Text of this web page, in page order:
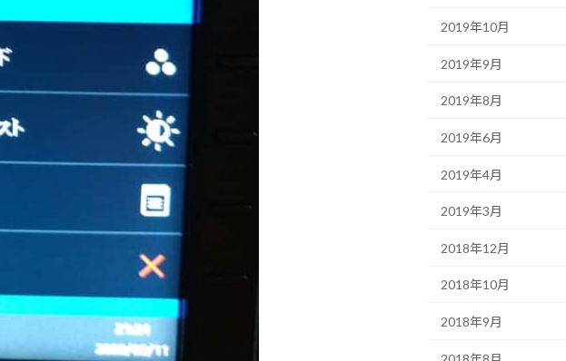
2019年10月
2019年9月
2019年8月
2019年6月
2019年4月
2019年3月
2018年12月
2018年10月
2018年9月